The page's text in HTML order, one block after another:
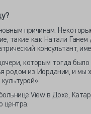
причинам.
такие как Натали Ганем
консультант,
которым тогда было
родом из Иордании, и мы
View в Дохе,
центра.